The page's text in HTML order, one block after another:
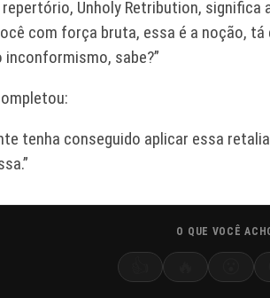
Unholy Retribution, significa
com força bruta, essa é a noção,
sabe?”
tenha conseguido aplicar essa
O QUE VOCÊ